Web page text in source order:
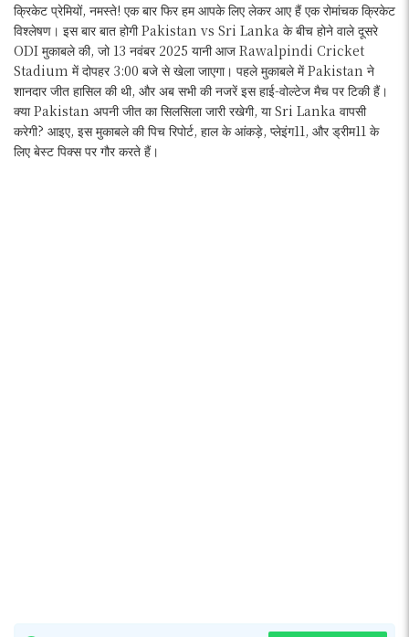
क्रिकेट प्रेमियों, नमस्ते! एक बार फिर हम आपके लिए लेकर आए हैं एक रोमांचक क्रिकेट
विश्लेषण। इस बार बात होगी Pakistan vs Sri Lanka के बीच होने वाले दूसरे
ODI मुकाबले की, जो 13 नवंबर 2025 यानी आज Rawalpindi Cricket
Stadium में दोपहर 3:00 बजे से खेला जाएगा। पहले मुकाबले में Pakistan ने
शानदार जीत हासिल की थी, और अब सभी की नजरें इस हाई-वोल्टेज मैच पर टिकी हैं।
क्या Pakistan अपनी जीत का सिलसिला जारी रखेगी, या Sri Lanka वापसी
करेगी? आइए, इस मुकाबले की पिच रिपोर्ट, हाल के आंकड़े, प्लेइंग11, और ड्रीम11 के
लिए बेस्ट पिक्स पर गौर करते हैं।